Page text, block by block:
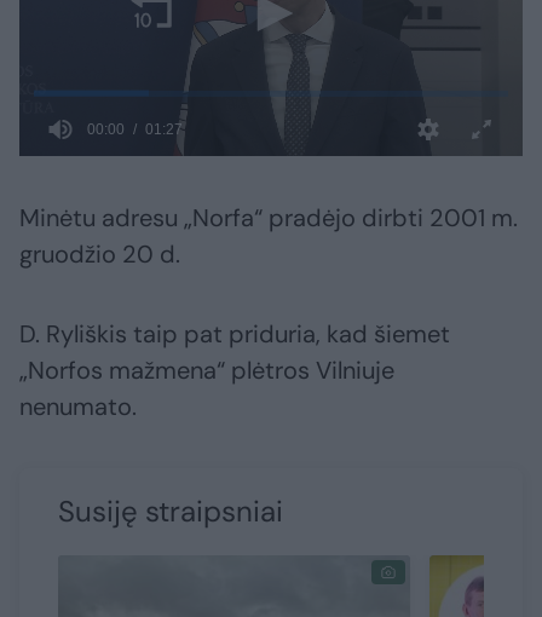
Minėtu adresu „Norfa“ pradėjo dirbti 2001 m.
gruodžio 20 d.
D. Ryliškis taip pat priduria, kad šiemet
„Norfos mažmena“ plėtros Vilniuje
nenumato.
Susiję straipsniai